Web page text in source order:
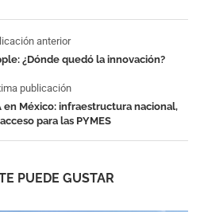
anterior
¿Dónde quedó la innovación?
publicación
México: infraestructura nacional,
para las PYMES
PUEDE GUSTAR